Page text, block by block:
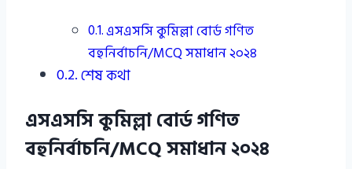
এসএসসি কুমিল্লা বোর্ড গণিত
বহুনির্বাচনি/MCQ সমাধান ২০২৪
শেষ কথা
এসএসসি কুমিল্লা বোর্ড গণিত
বহুনির্বাচনি/MCQ সমাধান ২০২৪